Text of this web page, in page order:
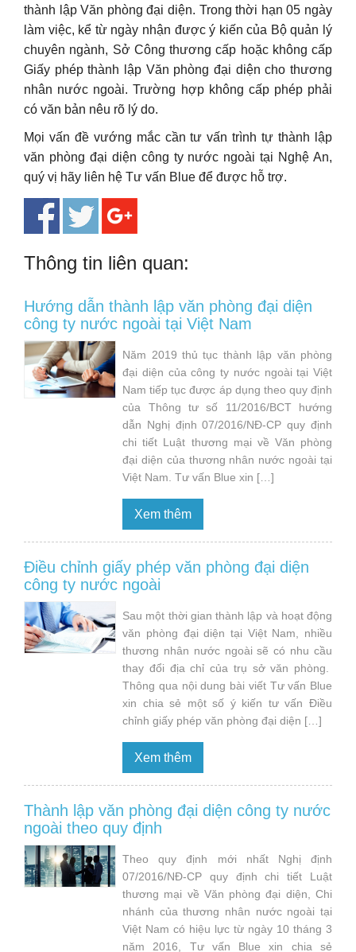
thành lập Văn phòng đại diện. Trong thời hạn 05 ngày
làm việc, kể từ ngày nhận được ý kiến của Bộ quản lý
chuyên ngành, Sở Công thương cấp hoặc không cấp
Giấy phép thành lập Văn phòng đại diện cho thương
nhân nước ngoài. Trường hợp không cấp phép phải
có văn bản nêu rõ lý do.
Mọi vấn đề vướng mắc cần tư vấn trình tự thành lập
văn phòng đại diện công ty nước ngoài tại Nghệ An,
quý vị hãy liên hệ Tư vấn Blue để được hỗ trợ.
Thông tin liên quan:
Hướng dẫn thành lập văn phòng đại diện
công ty nước ngoài tại Việt Nam
Năm 2019 thủ tục thành lập văn phòng
đại diện của công ty nước ngoài tại Việt
Nam tiếp tục được áp dụng theo quy định
của Thông tư số 11/2016/BCT hướng
dẫn Nghị định 07/2016/NĐ-CP quy định
chi tiết Luật thương mại về Văn phòng
đại diện của thương nhân nước ngoài tại
Việt Nam. Tư vấn Blue xin […]
Xem thêm
Điều chỉnh giấy phép văn phòng đại diện
công ty nước ngoài
Sau một thời gian thành lập và hoạt động
văn phòng đại diện tại Việt Nam, nhiều
thương nhân nước ngoài sẽ có nhu cầu
thay đổi địa chỉ của trụ sở văn phòng.
Thông qua nội dung bài viết Tư vấn Blue
xin chia sẻ một số ý kiến tư vấn Điều
chỉnh giấy phép văn phòng đại diện […]
Xem thêm
Thành lập văn phòng đại diện công ty nước
ngoài theo quy định
Theo quy định mới nhất Nghị định
07/2016/NĐ-CP quy định chi tiết Luật
thương mại về Văn phòng đại diện, Chi
nhánh của thương nhân nước ngoài tại
Việt Nam có hiệu lực từ ngày 10 tháng 3
năm 2016, Tư vấn Blue xin chia sẻ